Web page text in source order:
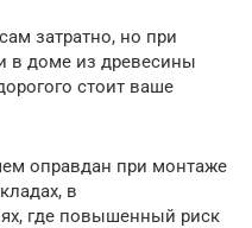
затратно, но при
в доме из древесины
стоит ваше
оправдан при монтаже
в
где повышенный риск